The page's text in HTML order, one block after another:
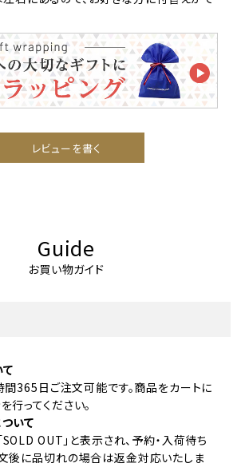
レビューを書く
Guide
お買い物ガイド
365日ご注文可能です。商品をカートに
行ってください。
いて
OUT」と表示され、予約・入荷待ち
後に品切れの場合は返金対応いたしま